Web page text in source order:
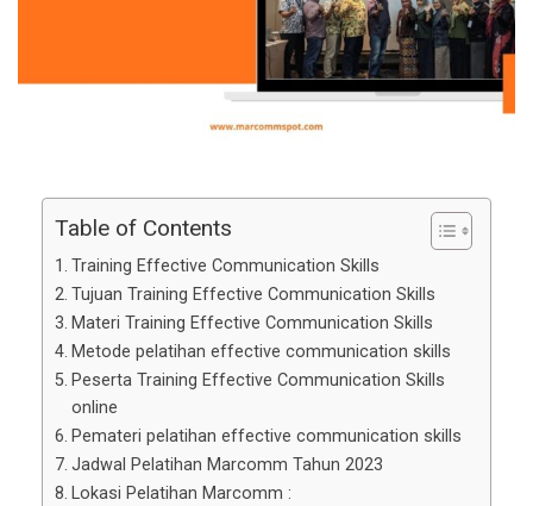
Table of Contents
Training Effective Communication Skills
Tujuan Training Effective Communication Skills
Materi Training Effective Communication Skills
Metode pelatihan effective communication skills
Peserta Training Effective Communication Skills
online
Pemateri pelatihan effective communication skills
Jadwal Pelatihan Marcomm Tahun 2023
Lokasi Pelatihan Marcomm :